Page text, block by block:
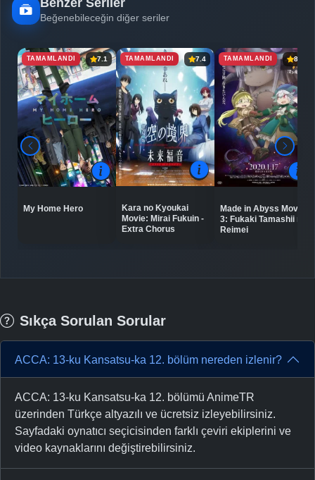
Beğenebileceğin diğer seriler
TAMAMLANDI 7.1
My Home Hero
TAMAMLANDI 7.4
Kara no Kyoukai
Movie: Mirai Fukuin -
Extra Chorus
TAMAMLANDI 8.6
Made in Abyss Movie
3: Fukaki Tamashii no
Reimei
Sıkça Sorulan Sorular
ACCA: 13-ku Kansatsu-ka 12. bölüm nereden izlenir?
ACCA: 13-ku Kansatsu-ka 12. bölümü AnimeTR
üzerinden Türkçe altyazılı ve ücretsiz izleyebilirsiniz.
Sayfadaki oynatıcı seçicisinden farklı çeviri ekiplerini ve
video kaynaklarını değiştirebilirsiniz.